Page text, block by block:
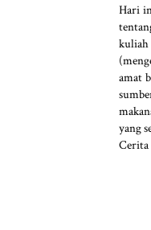
Hari
amat
yang
Cerita